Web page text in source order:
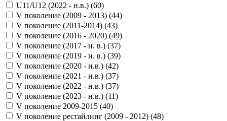
U11/U12 (2022 - н.в.) (60)
V поколение (2009 - 2013) (44)
V поколение (2011-2014) (43)
V поколение (2016 - 2020) (49)
V поколение (2017 - н. в.) (37)
V поколение (2019 - н. в.) (39)
V поколение (2020 - н.в.) (42)
V поколение (2021 - н.в.) (37)
V поколение (2022 - н.в.) (37)
V поколение (2023 - н.в.) (11)
V поколение 2009-2015 (40)
V поколение рестайлинг (2009 - 2012) (48)